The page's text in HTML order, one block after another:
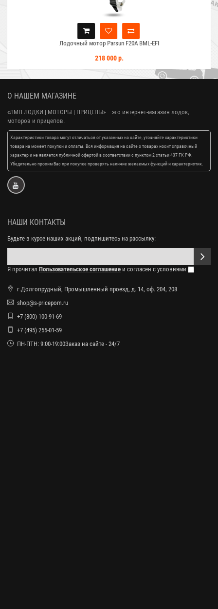
Лодочный мотор Parsun F20A BML-EFI
218 000 р.
О НАШЕМ МАГАЗИНЕ
«ЛМП ЛОДКИ | МОТОРЫ | ПРИЦЕПЫ» – это интернет-магазин лодок,
моторов и прицепов.
Характеристики товара могут отличаться от указанных на сайте, уточняйте характеристики
товара на момент покупки и оплаты. Вся информация на сайте о товарах носит справочный
характер и не является публичной офертой в соответствии с пунктом 2 статьи 437 ГК РФ.
Убедительно просим Вас при покупке проверять наличие желаемых функций и характеристик.
НАШИ КОНТАКТЫ
Будьте в курсе наших акций, подпишитесь на рассылку:
Я прочитал Пользовательское соглашение и согласен с условиями
г.Долгопрудный, Промышленный проезд, д. 14, оф. 204, 208
shop@s-pricepom.ru
+7 (800) 100-91-69
+7 (495) 255-01-59
ПН-ПТН: 9:00-19:00Заказ на сайте - 24/7